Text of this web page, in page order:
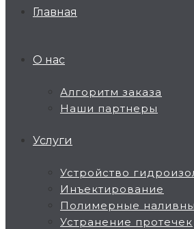
Главная
О нас
Алгоритм заказа
Наши партнеры
Услуги
Устройство
Инъектирование
Полимерные
Устранение протечек